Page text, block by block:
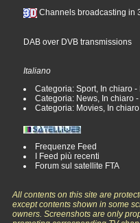
Channels broadcasting in
DAB over DVB transmissions
Italiano
Categoria: Sport, In chiaro -
Categoria: News, In chiaro -
Categoria: Movies, In chiaro
Frequenze Feed
I Feed più recenti
Forum sul satellite FTA
All contents on this site are
except contents shown in some
owners. Screenshots are only